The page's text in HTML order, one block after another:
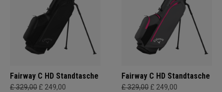
Fairway C HD Standtasche
£ 329,00 £ 249,00
Fairway C HD Standtasche
£ 329,00 £ 249,00